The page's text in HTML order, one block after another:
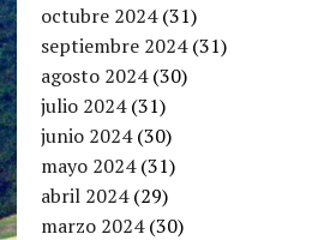
octubre 2024(31)
septiembre 2024(31)
agosto 2024(30)
julio 2024(31)
junio 2024(30)
mayo 2024(31)
abril 2024(29)
marzo 2024(30)